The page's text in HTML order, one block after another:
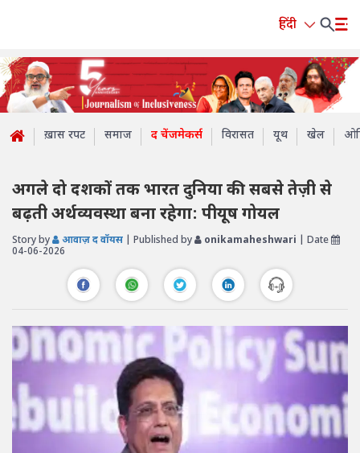
हिंदी
ख़ास रपट समाज द चेंजमेकर्स विरासत यूथ खेल
अगले दो दशकों तक भारत दुनिया की सबसे तेज़ी से
बढ़ती अर्थव्यवस्था बना रहेगा: पीयूष गोयल
Story by आवाज़ द वॉयस | Published by onikamaheshwari | Date
04-06-2026